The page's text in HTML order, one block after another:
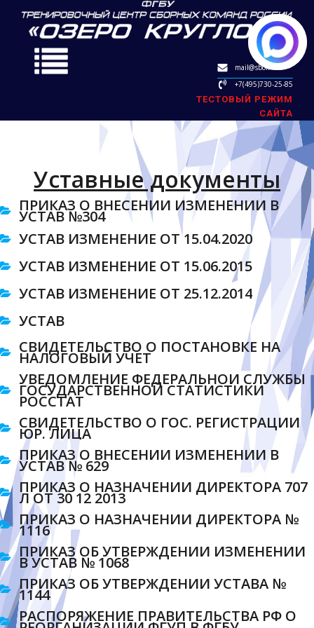
mail@sbok.ru
+7(495)730-25-85
ТЕСТОВЫЙ РЕЖИМ
САЙТА
Уставные документы
ПРИКАЗ О ВНЕСЕНИИ ИЗМЕНЕНИЙ В
УСТАВ №304
УСТАВ ИЗМЕНЕНИЕ ОТ 15.04.2020
УСТАВ ИЗМЕНЕНИЕ ОТ 15.06.2015
УСТАВ ИЗМЕНЕНИЕ ОТ 25.12.2014
УСТАВ
СВИДЕТЕЛЬСТВО О ПОСТАНОВКЕ НА
НАЛОГОВЫЙ УЧЕТ
УВЕДОМЛЕНИЕ ФЕДЕРАЛЬНОЙ СЛУЖБЫ
ГОСУДАРСТВЕННОЙ СТАТИСТИКИ
РОССТАТ
СВИДЕТЕЛЬСТВО О ГОС. РЕГИСТРАЦИИ
ЮР. ЛИЦА
ПРИКАЗ О ВНЕСЕНИИ ИЗМЕНЕНИЙ В
УСТАВ № 629
ПРИКАЗ О НАЗНАЧЕНИИ ДИРЕКТОРА 707
Л ОТ 30 12 2013
ПРИКАЗ О НАЗНАЧЕНИИ ДИРЕКТОРА №
1116
ПРИКАЗ ОБ УТВЕРЖДЕНИИ ИЗМЕНЕНИЙ
В УСТАВ № 1068
ПРИКАЗ ОБ УТВЕРЖДЕНИИ УСТАВА №
1144
РАСПОРЯЖЕНИЕ ПРАВИТЕЛЬСТВА РФ О